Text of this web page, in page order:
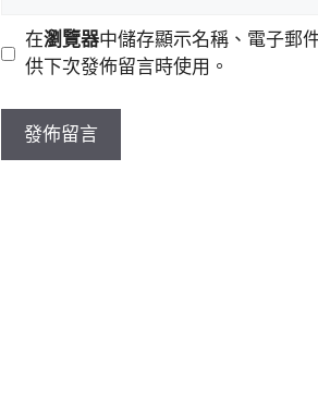
址
站
址
在瀏覽器中儲存顯示名稱、電子郵
供下次發佈留言時使用。